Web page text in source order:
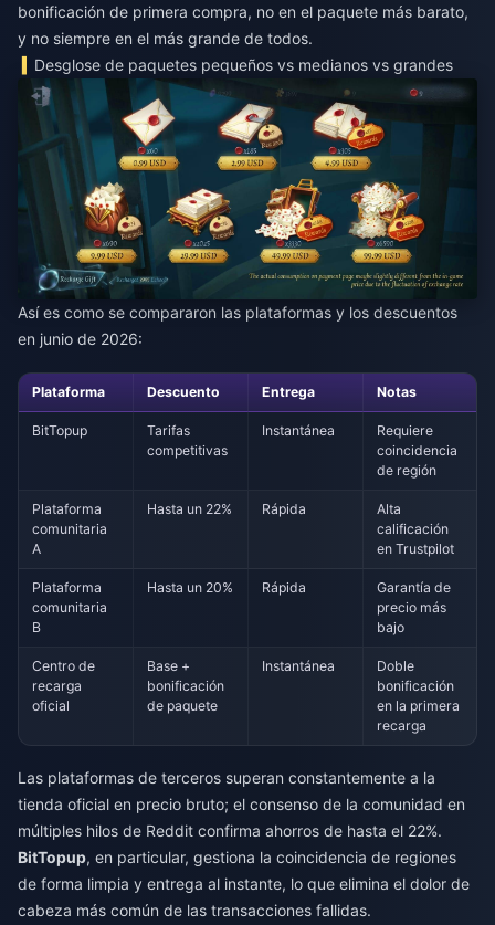
bonificación de primera compra, no en el paquete más barato,
y no siempre en el más grande de todos.
Desglose de paquetes pequeños vs medianos vs grandes
Así es como se compararon las plataformas y los descuentos
en junio de 2026:
Plataforma Descuento Entrega Notas
BitTopup
Tarifas
competitivas
Instantánea
Requiere
coincidencia
de región
Plataforma
comunitaria
A
Hasta un 22% Rápida
Alta
calificación
en Trustpilot
Plataforma
comunitaria
B
Hasta un 20% Rápida
Garantía de
precio más
bajo
Centro de
recarga
oficial
Base +
bonificación
de paquete
Instantánea
Doble
bonificación
en la primera
recarga
Las plataformas de terceros superan constantemente a la
tienda oficial en precio bruto; el consenso de la comunidad en
múltiples hilos de Reddit confirma ahorros de hasta el 22%.
BitTopup, en particular, gestiona la coincidencia de regiones
de forma limpia y entrega al instante, lo que elimina el dolor de
cabeza más común de las transacciones fallidas.